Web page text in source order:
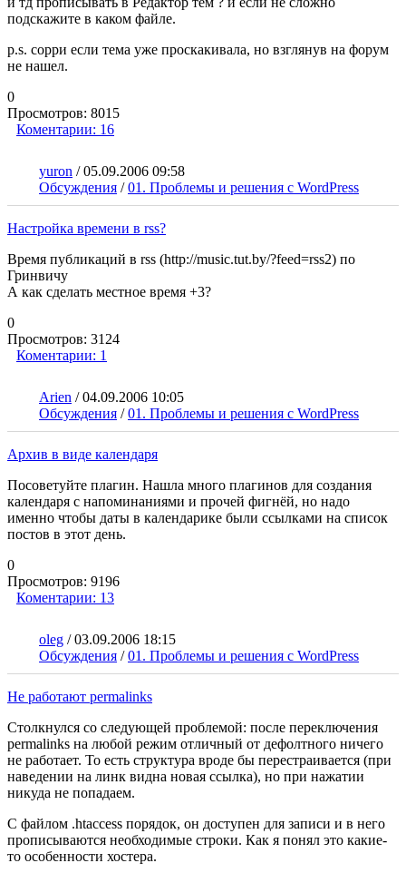
подскажите в каком файле.
p.s. сорри если тема уже проскакивала, но взглянув на форум
не нашел.
0
Просмотров: 8015
Коментарии: 16
yuron /05.09.2006 09:58
Обсуждения /01. Проблемы и решения с WordPress
Настройка времени в rss?
Время публикаций в rss (http://music.tut.by/?feed=rss2) по
Гринвичу
А как сделать местное время +3?
0
Просмотров: 3124
Коментарии: 1
Arien /04.09.2006 10:05
Обсуждения /01. Проблемы и решения с WordPress
Архив в виде календаря
Посоветуйте плагин. Нашла много плагинов для создания
календаря с напоминаниями и прочей фигнёй, но надо
именно чтобы даты в календарике были ссылками на список
постов в этот день.
0
Просмотров: 9196
Коментарии: 13
oleg /03.09.2006 18:15
Обсуждения /01. Проблемы и решения с WordPress
Не работают permalinks
Столкнулся со следующей проблемой: после переключения
permalinks на любой режим отличный от дефолтного ничего
не работает. То есть структура вроде бы перестраивается (при
наведении на линк видна новая ссылка), но при нажатии
никуда не попадаем.
С файлом .htaccess порядок, он доступен для записи и в него
прописываются необходимые строки. Как я понял это какие-
то особенности хостера.